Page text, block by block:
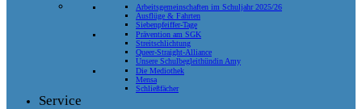
Arbeitsgemeinschaften im Schuljahr 2025/26
Ausflüge & Fahrten
Siebenpfeiffer-Tage
Prävention am SGK
Streitschlichtung
Queer-Straight-Alliance
Unsere Schulbegleithündin Amy
Die Mediothek
Mensa
Schließfächer
Service